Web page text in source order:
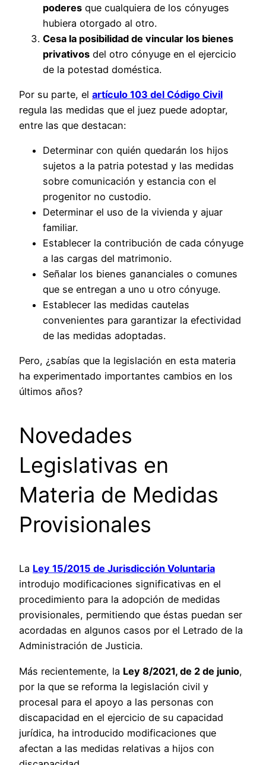
poderes que cualquiera de los cónyuges
hubiera otorgado al otro.
Cesa la posibilidad de vincular los bienes
privativos del otro cónyuge en el ejercicio
de la potestad doméstica.
Por su parte, el artículo 103 del Código Civil
regula las medidas que el juez puede adoptar,
entre las que destacan:
Determinar con quién quedarán los hijos
sujetos a la patria potestad y las medidas
sobre comunicación y estancia con el
progenitor no custodio.
Determinar el uso de la vivienda y ajuar
familiar.
Establecer la contribución de cada cónyuge
a las cargas del matrimonio.
Señalar los bienes gananciales o comunes
que se entregan a uno u otro cónyuge.
Establecer las medidas cautelas
convenientes para garantizar la efectividad
de las medidas adoptadas.
Pero, ¿sabías que la legislación en esta materia
ha experimentado importantes cambios en los
últimos años?
Novedades
Legislativas en
Materia de Medidas
Provisionales
La Ley 15/2015 de Jurisdicción Voluntaria
introdujo modificaciones significativas en el
procedimiento para la adopción de medidas
provisionales, permitiendo que éstas puedan ser
acordadas en algunos casos por el Letrado de la
Administración de Justicia.
Más recientemente, la Ley 8/2021, de 2 de junio,
por la que se reforma la legislación civil y
procesal para el apoyo a las personas con
discapacidad en el ejercicio de su capacidad
jurídica, ha introducido modificaciones que
afectan a las medidas relativas a hijos con